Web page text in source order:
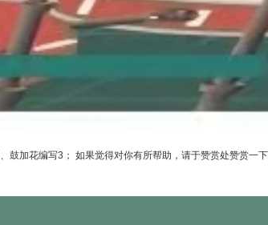
鼓加花编写3； 如果觉得对你有所帮助，请于赞赏处赞赏一